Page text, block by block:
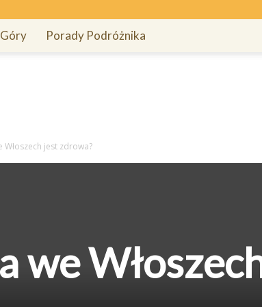
Góry Porady Podróżnika
Włoszech jest zdrowa?
we